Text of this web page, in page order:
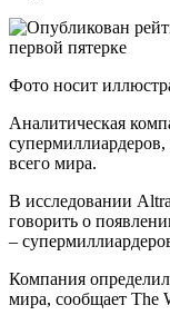
Фото носит
Аналитическая
всего мира.
В исследовании
говорить о
–
Компания
мира, сообщает The